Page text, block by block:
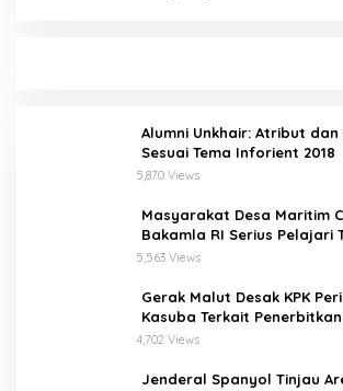
Alumni Unkhair: Atribut dan
Sesuai Tema Inforient 2018
5,870 Views
Masyarakat Desa Maritim
Bakamla RI Serius Pelajari
Padamkan Api dan
5,563 Views
Gerak Malut Desak KPK
Kasuba Terkait
dan Hasil Temuan BPK RI
4,702 Views
Jenderal Spanyol Tinjau